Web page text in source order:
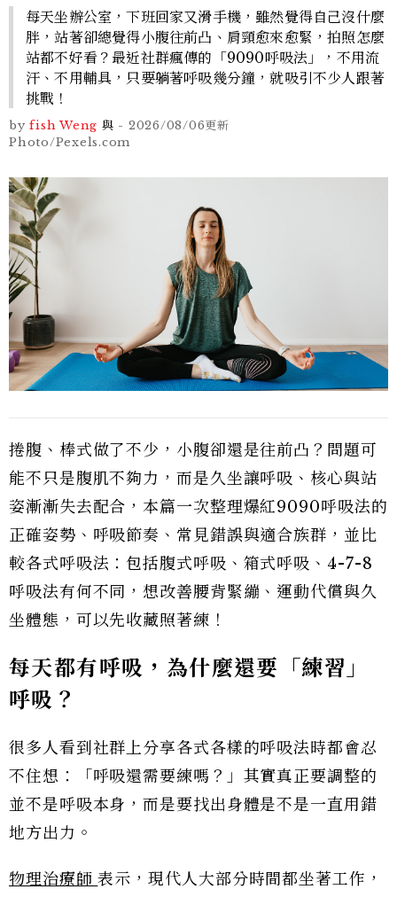
每天坐辦公室，下班回家又滑手機，雖然覺得自己沒什麼
胖，站著卻總覺得小腹往前凸、肩頸愈來愈緊，拍照怎麼
站都不好看？最近社群瘋傳的「9090呼吸法」，不用流
汗、不用輔具，只要躺著呼吸幾分鐘，就吸引不少人跟著
挑戰！
by fish Weng 與 - 2026/08/06更新
Photo/Pexels.com
捲腹、棒式做了不少，小腹卻還是往前凸？問題可
能不只是腹肌不夠力，而是久坐讓呼吸、核心與站
姿漸漸失去配合，本篇一次整理爆紅9090呼吸法的
正確姿勢、呼吸節奏、常見錯誤與適合族群，並比
較各式呼吸法：包括腹式呼吸、箱式呼吸、4-7-8
呼吸法有何不同，想改善腰背緊繃、運動代償與久
坐體態，可以先收藏照著練！
每天都有呼吸，為什麼還要「練習」
呼吸？
很多人看到社群上分享各式各樣的呼吸法時都會忍
不住想：「呼吸還需要練嗎？」其實真正要調整的
並不是呼吸本身，而是要找出身體是不是一直用錯
地方出力。
物理治療師表示，現代人大部分時間都坐著工作，